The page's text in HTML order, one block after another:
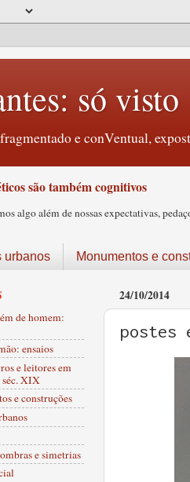
só visto
e conVentual,
são também cognitivos
algo além de nossas expectativas,
urbanos Monumentos e
24/10/2014
postes
de homem:
ensaios
e leitores em
XIX
e construções
e simetrias